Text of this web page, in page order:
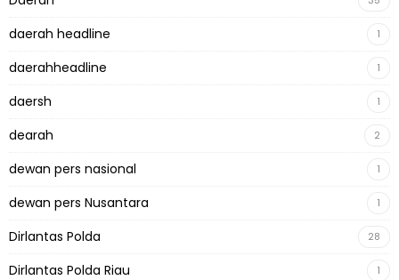
daerah headline 1
daerahheadline 1
daersh 1
dearah 2
dewan pers nasional 1
dewan pers Nusantara 1
Dirlantas Polda 28
Dirlantas Polda Riau 1